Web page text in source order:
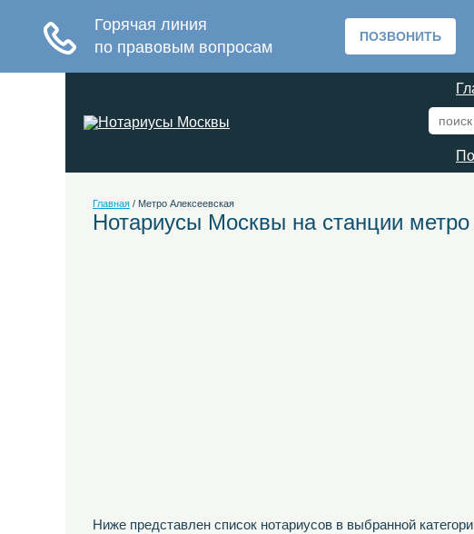
Главная / Метро Алексеевская
Нотариусы Москвы на станции метро
Ниже представлен список нотариусов в выбранной